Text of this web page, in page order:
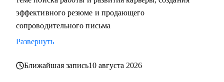
• Карьерный переход или выход на новый уровень дохода -
выстроим стратегию с конкретными шагами.
• Готовитесь к важному интервью - отработаем ответы и
подсветим сильные стороны.
тренды и ваше позиционирование.
эффективного резюме и продающего
сопроводительного письма
Развернуть
Ближайшая запись10 августа 2026